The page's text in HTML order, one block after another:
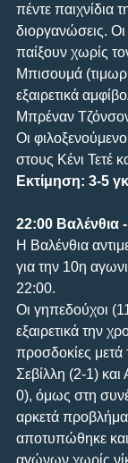
πέντε παιχνίδια
διοργανώσεις.
παίξουν χωρίς
Μπισουμά
εξαιρετικά
Μπρέναν
Οι
στους Κένι Τετέ
Εκτίμηση: 3-5
22:00 Βαλένθια
Η Βαλένθια
για την 10η
22:00.
Οι γηπεδούχοι
εξαιρετικά την
προσδοκίες μετά
Σεβίλλη (2-1) και
0), όμως στη
αρκετά
αποτυπώθηκε
αγώνων χωρίς